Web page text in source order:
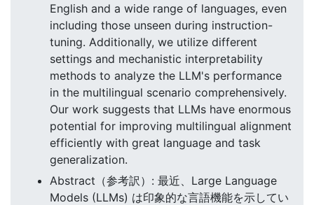
English and a wide range of languages, even
including those unseen during instruction-
tuning. Additionally, we utilize different
settings and mechanistic interpretability
methods to analyze the LLM's performance
in the multilingual scenario comprehensively.
Our work suggests that LLMs have enormous
potential for improving multilingual alignment
efficiently with great language and task
generalization.
Abstract（参考訳）: 最近、Large Language
Models (LLMs) は印象的な言語機能を示してい